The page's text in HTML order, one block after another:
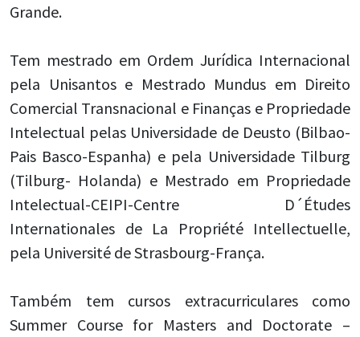
Grande.
Tem mestrado em Ordem Jurídica Internacional
pela Unisantos e Mestrado Mundus em Direito
Comercial Transnacional e Finanças e Propriedade
Intelectual pelas Universidade de Deusto (Bilbao-
Pais Basco-Espanha) e pela Universidade Tilburg
(Tilburg- Holanda) e Mestrado em Propriedade
Intelectual-CEIPI-Centre D´Études
Internationales de La Propriété Intellectuelle,
pela Université de Strasbourg-França.
Também tem cursos extracurriculares como
Summer Course for Masters and Doctorate –